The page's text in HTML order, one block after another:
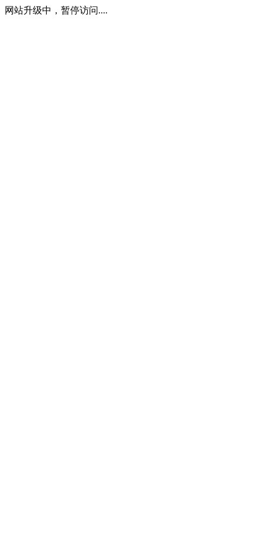
网站升级中，暂停访问....